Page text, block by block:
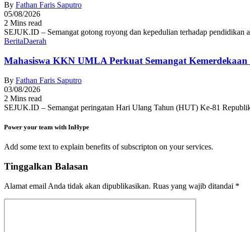
By Fathan Faris Saputro
05/08/2026
2 Mins read
SEJUK.ID – Semangat gotong royong dan kepedulian terhadap
BeritaDaerah
Mahasiswa KKN UMLA Perkuat Semangat
By Fathan Faris Saputro
03/08/2026
2 Mins read
SEJUK.ID – Semangat peringatan Hari Ulang Tahun (HUT) Ke-81
Power your team with InHype
Add some text to explain benefits of subscripton on your services.
Tinggalkan Balasan
Alamat email Anda tidak akan dipublikasikan. Ruas yang wajib ditandai *